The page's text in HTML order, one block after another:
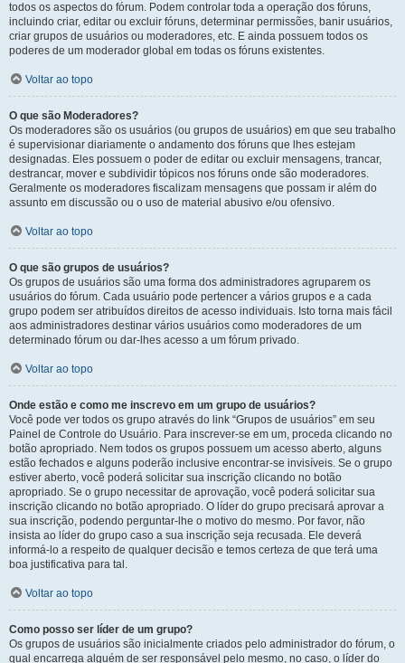
todos os aspectos do fórum. Podem controlar toda a operação dos fóruns,
incluindo criar, editar ou excluir fóruns, determinar permissões, banir usuários,
criar grupos de usuários ou moderadores, etc. E ainda possuem todos os
poderes de um moderador global em todas os fóruns existentes.
Voltar ao topo
O que são Moderadores?
Os moderadores são os usuários (ou grupos de usuários) em que seu trabalho
é supervisionar diariamente o andamento dos fóruns que lhes estejam
designadas. Eles possuem o poder de editar ou excluir mensagens, trancar,
destrancar, mover e subdividir tópicos nos fóruns onde são moderadores.
Geralmente os moderadores fiscalizam mensagens que possam ir além do
assunto em discussão ou o uso de material abusivo e/ou ofensivo.
Voltar ao topo
O que são grupos de usuários?
Os grupos de usuários são uma forma dos administradores agruparem os
usuários do fórum. Cada usuário pode pertencer a vários grupos e a cada
grupo podem ser atribuídos direitos de acesso individuais. Isto torna mais fácil
aos administradores destinar vários usuários como moderadores de um
determinado fórum ou dar-lhes acesso a um fórum privado.
Voltar ao topo
Onde estão e como me inscrevo em um grupo de usuários?
Você pode ver todos os grupo através do link “Grupos de usuários” em seu
Painel de Controle do Usuário. Para inscrever-se em um, proceda clicando no
botão apropriado. Nem todos os grupos possuem um acesso aberto, alguns
estão fechados e alguns poderão inclusive encontrar-se invisíveis. Se o grupo
estiver aberto, você poderá solicitar sua inscrição clicando no botão
apropriado. Se o grupo necessitar de aprovação, você poderá solicitar sua
inscrição clicando no botão apropriado. O líder do grupo precisará aprovar a
sua inscrição, podendo perguntar-lhe o motivo do mesmo. Por favor, não
insista ao líder do grupo caso a sua inscrição seja recusada. Ele deverá
informá-lo a respeito de qualquer decisão e temos certeza de que terá uma
boa justificativa para tal.
Voltar ao topo
Como posso ser líder de um grupo?
Os grupos de usuários são inicialmente criados pelo administrador do fórum, o
qual encarrega alguém de ser responsável pelo mesmo, no caso, o líder do